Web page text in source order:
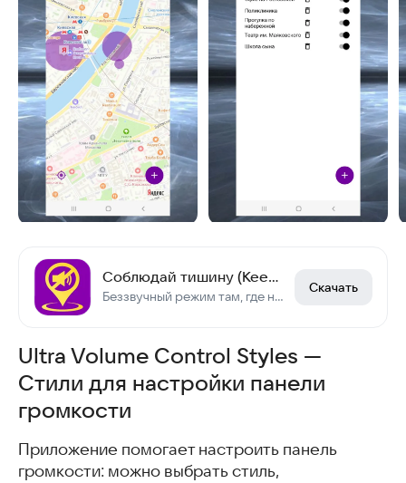
Соблюдай тишину (KeepQuiet)
Беззвучный режим там, где необходимо
Скачать
Ultra Volume Control Styles —
Стили для настройки панели
громкости
Приложение помогает настроить панель
громкости: можно выбрать стиль,